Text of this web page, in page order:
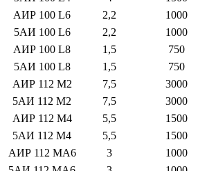
АИР 100 L6
2,2 1000
5АИ 100 L6
2,2 1000
АИР 100 L8
1,5 750
5АИ 100 L8
1,5 750
АИР 112 M2
7,5 3000
5АИ 112 M2
7,5 3000
АИР 112 M4
5,5 1500
5АИ 112 M4
5,5 1500
АИР 112 MA6
3 1000